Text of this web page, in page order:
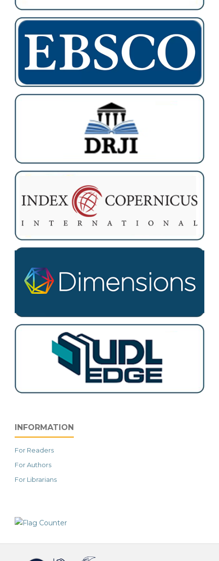
INFORMATION
For Readers
For Authors
For Librarians